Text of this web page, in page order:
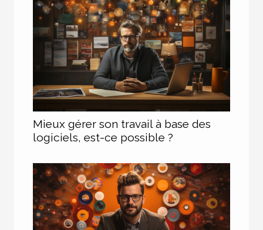
Mieux gérer son travail à base des
logiciels, est-ce possible ?